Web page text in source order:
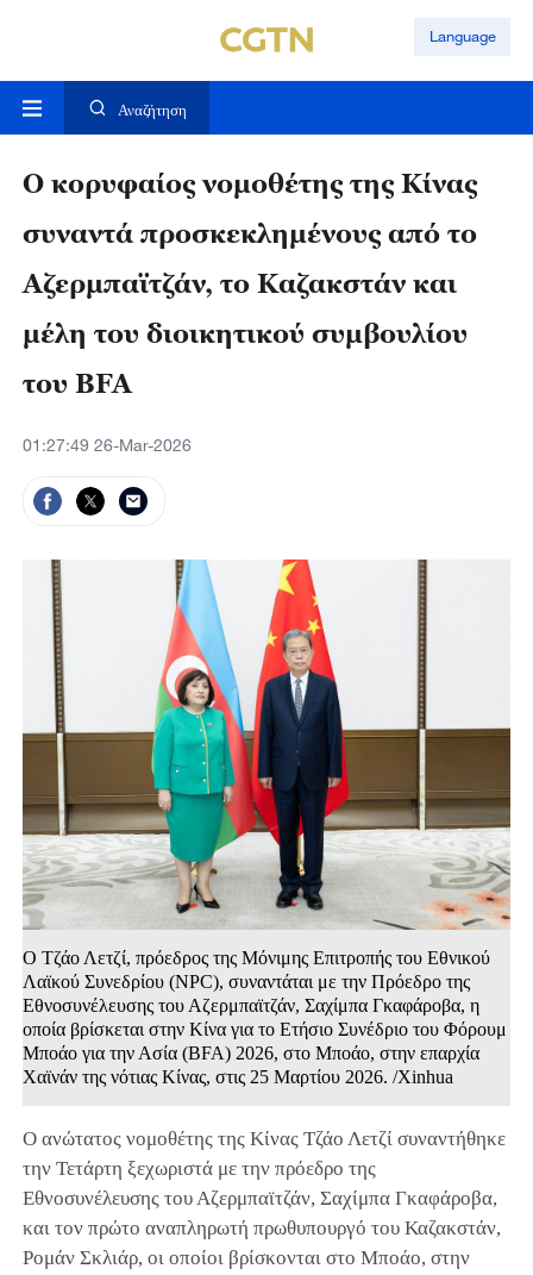
Language
Αναζήτηση
Ο κορυφαίος νομοθέτης της Κίνας
συναντά προσκεκλημένους από το
Αζερμπαϊτζάν, το Καζακστάν και
μέλη του διοικητικού συμβουλίου
του BFA
01:27:49 26-Mar-2026
Ο Τζάο Λετζί, πρόεδρος της Μόνιμης Επιτροπής του Εθνικού
Λαϊκού Συνεδρίου (NPC), συναντάται με την Πρόεδρο της
Εθνοσυνέλευσης του Αζερμπαϊτζάν, Σαχίμπα Γκαφάροβα, η
οποία βρίσκεται στην Κίνα για το Ετήσιο Συνέδριο του Φόρουμ
Μποάο για την Ασία (BFA) 2026, στο Μποάο, στην επαρχία
Χαϊνάν της νότιας Κίνας, στις 25 Μαρτίου 2026. /Xinhua
Ο ανώτατος νομοθέτης της Κίνας Τζάο Λετζί συναντήθηκε
την Τετάρτη ξεχωριστά με την πρόεδρο της
Εθνοσυνέλευσης του Αζερμπαϊτζάν, Σαχίμπα Γκαφάροβα,
και τον πρώτο αναπληρωτή πρωθυπουργό του Καζακστάν,
Ρομάν Σκλιάρ, οι οποίοι βρίσκονται στο Μποάο, στην